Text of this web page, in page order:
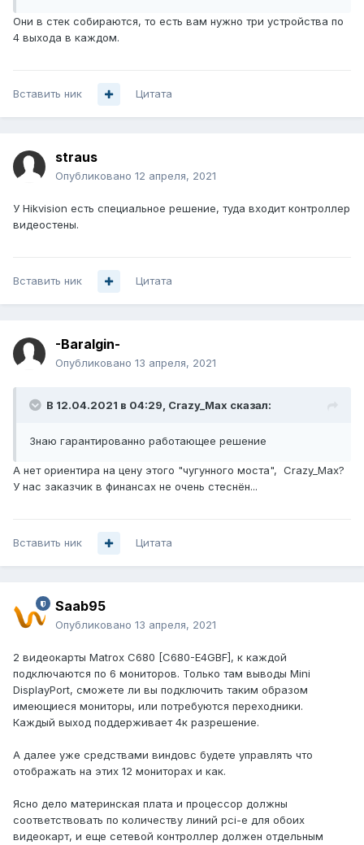
Они в стек собираются, то есть вам нужно три устройства по
4 выхода в каждом.
Вставить ник Цитата
straus
Опубликовано 12 апреля, 2021
У Hikvision есть специальное решение, туда входит контроллер
видеостены.
Вставить ник Цитата
-Baralgin-
Опубликовано 13 апреля, 2021
В 12.04.2021 в 04:29, Crazy_Max сказал:
Знаю гарантированно работающее решение
А нет ориентира на цену этого "чугунного моста", Crazy_Max?
У нас заказчик в финансах не очень стеснён...
Вставить ник Цитата
Saab95
Опубликовано 13 апреля, 2021
2 видеокарты Matrox C680 [C680-E4GBF], к каждой
подключаются по 6 мониторов. Только там выводы Mini
DisplayPort, сможете ли вы подключить таким образом
имеющиеся мониторы, или потребуются переходники.
Каждый выход поддерживает 4к разрешение.
А далее уже средствами виндовс будете управлять что
отображать на этих 12 мониторах и как.
Ясно дело материнская плата и процессор должны
соответствовать по количеству линий pci-e для обоих
видеокарт, и еще сетевой контроллер должен отдельным